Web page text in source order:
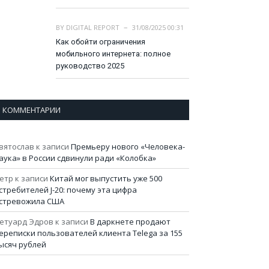
BY DIGITAL REPORT
31/08/2025 00:31
Как обойти ограничения
мобильного интернета: полное
руководство 2025
КОММЕНТАРИИ
к записи Премьеру нового «Человека-
в России сдвинули ради «Колобка»
к записи Китай мог выпустить уже 500
J-20: почему эта цифра
США
Эдров к записи В даркнете продают
пользователей клиента Telega за 155
рублей